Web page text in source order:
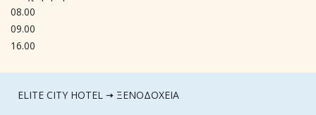
08.00
09.00
16.00
ELITE CITY HOTEL 🠆 ΞΕΝΟΔΟΧΕΙΑ